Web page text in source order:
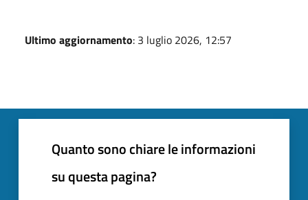
Ultimo aggiornamento: 3 luglio 2026, 12:57
Quanto sono chiare le informazioni
su questa pagina?